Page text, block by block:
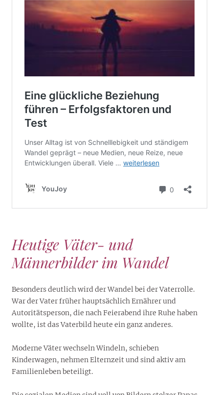
Heutige Väter- und
Männerbilder im Wandel
Besonders deutlich wird der Wandel bei der Vaterrolle.
War der Vater früher hauptsächlich Ernährer und
Autoritätsperson, die nach Feierabend ihre Ruhe haben
wollte, ist das Vaterbild heute ein ganz anderes.
Moderne Väter wechseln Windeln, schieben
Kinderwagen, nehmen Elternzeit und sind aktiv am
Familienleben beteiligt.